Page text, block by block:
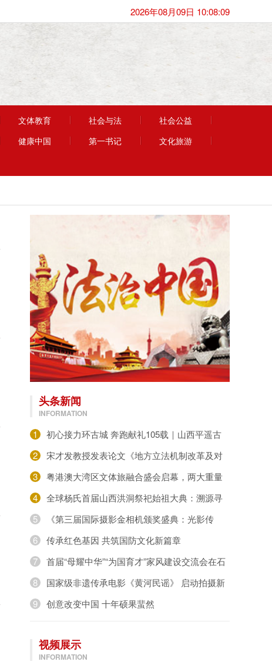
2026年08月09日 10:08:09
文体教育 社会与法
社会公益
健康中国 第一书记
文化旅游
头条新闻
INFORMATION
1
初心接力环古城 奔跑献礼105载｜山西平遥古
2
宋才发教授发表论文《地方立法机制改革及对
3
粤港澳大湾区文体旅融合盛会启幕，两大重量
4
全球杨氏首届山西洪洞祭祀始祖大典：溯源寻
5
《第三届国际摄影金相机颁奖盛典：光影传
6
传承红色基因 共筑国防文化新篇章
7
首届“母耀中华”“为国育才”家风建设交流会在石
8
国家级非遗传承电影《黄河民谣》 启动拍摄新
9
创意改变中国 十年硕果蜚然
视频展示
INFORMATION